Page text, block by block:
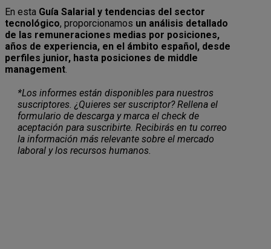
En esta Guía Salarial y tendencias del sector
tecnológico, proporcionamos un análisis detallado
de las remuneraciones medias por posiciones,
años de experiencia, en el ámbito español, desde
perfiles junior, hasta posiciones de middle
management.
*Los informes están disponibles para nuestros
suscriptores. ¿Quieres ser suscriptor? Rellena el
formulario de descarga y marca el check de
aceptación para suscribirte. Recibirás en tu correo
la información más relevante sobre el mercado
laboral y los recursos humanos.